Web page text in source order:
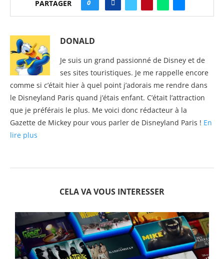
PARTAGER 0
DONALD
Je suis un grand passionné de Disney et de
ses sites touristiques. Je me rappelle encore
comme si c’était hier à quel point j’adorais me rendre dans
le Disneyland Paris quand j’étais enfant. C’était l’attraction
que je préférais le plus. Me voici donc rédacteur à la
Gazette de Mickey pour vous parler de Disneyland Paris ! En
lire plus
CELA VA VOUS INTERESSER